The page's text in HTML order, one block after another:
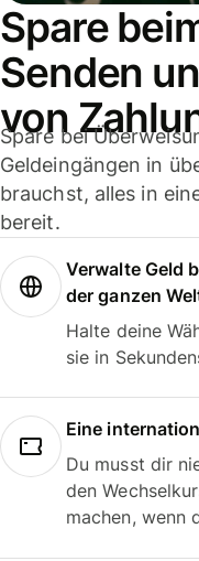
Spare
Senden
von
Spare bei
Geldeingängen in
brauchst, alles in
bereit.
Verwalte Geld
der ganzen
Halte deine
sie in
Eine
Du musst dir
den
machen, wenn